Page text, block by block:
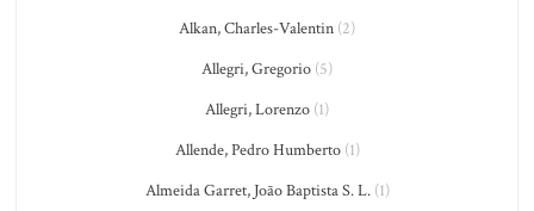
Alkan, Charles-Valentin (2)
Allegri, Gregorio (5)
Allegri, Lorenzo (1)
Allende, Pedro Humberto(1)
Almeida Garret, João Baptista S. L.(1)